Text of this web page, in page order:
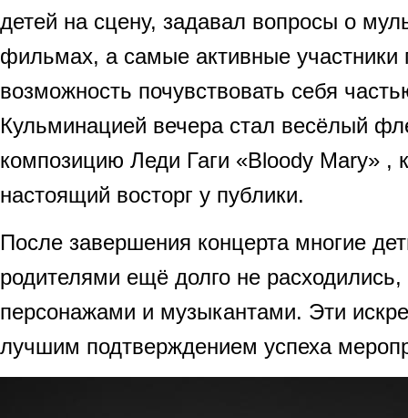
детей на сцену, задавал вопросы о
фильмах, а самые активные участники
возможность почувствовать себя
Кульминацией вечера стал весёлый
композицию Леди Гаги «Bloody Mary» ,
настоящий восторг у публики.
После завершения концерта многие
родителями ещё долго не
персонажами и музыкантами. Эти
лучшим подтверждением успеха